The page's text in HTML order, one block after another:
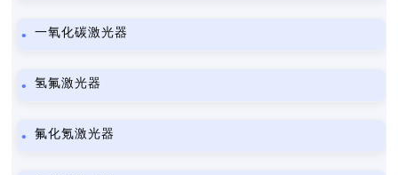
一氧化碳激光器
氢氟激光器
氟化氪激光器